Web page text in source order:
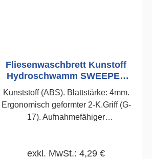
Fliesenwaschbrett Kunstoff
Hydroschwamm SWEEPEX
Kubala
Kunststoff (ABS). Blattstärke: 4mm.
Ergonomisch geformter 2-K.Griff (G-
17). Aufnahmefähiger
exkl. MwSt.: 4,29 €